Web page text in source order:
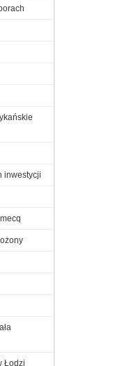
inwestycji
Łodzi